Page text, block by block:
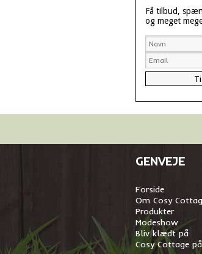
Få tilbud,
og meget
GENVEJE
Forside
Om Cosy
Produkter
Modeshow
Bliv klædt på
Cosy Cottage